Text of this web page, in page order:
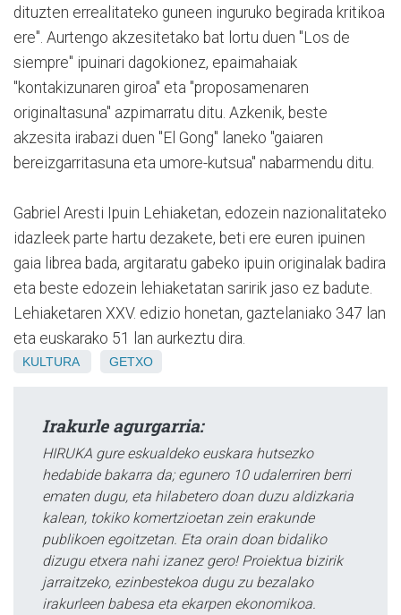
dituzten errealitateko guneen inguruko begirada kritikoa
ere". Aurtengo akzesitetako bat lortu duen "Los de
siempre" ipuinari dagokionez, epaimahaiak
"kontakizunaren giroa" eta "proposamenaren
originaltasuna" azpimarratu ditu. Azkenik, beste
akzesita irabazi duen "El Gong" laneko "gaiaren
bereizgarritasuna eta umore-kutsua" nabarmendu ditu.
Gabriel Aresti Ipuin Lehiaketan, edozein nazionalitateko
idazleek parte hartu dezakete, beti ere euren ipuinen
gaia librea bada, argitaratu gabeko ipuin originalak badira
eta beste edozein lehiaketatan saririk jaso ez badute.
Lehiaketaren XXV. edizio honetan, gaztelaniako 347 lan
eta euskarako 51 lan aurkeztu dira.
KULTURA GETXO
Irakurle agurgarria:
HIRUKA gure eskualdeko euskara hutsezko
hedabide bakarra da; egunero 10 udalerriren berri
ematen dugu, eta hilabetero doan duzu aldizkaria
kalean, tokiko komertzioetan zein erakunde
publikoen egoitzetan. Eta orain doan bidaliko
dizugu etxera nahi izanez gero! Proiektua bizirik
jarraitzeko, ezinbestekoa dugu zu bezalako
irakurleen babesa eta ekarpen ekonomikoa.